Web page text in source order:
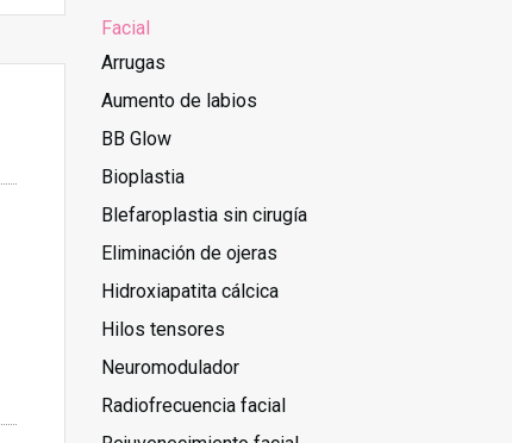
Facial
Arrugas
Aumento de labios
BB Glow
Bioplastia
Blefaroplastia sin cirugía
Eliminación de ojeras
Hidroxiapatita cálcica
Hilos tensores
Neuromodulador
Radiofrecuencia facial